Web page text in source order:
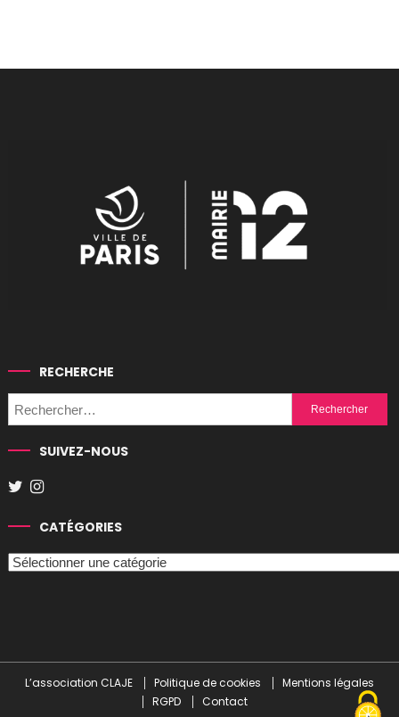
RECHERCHE
Rechercher :
SUIVEZ-NOUS
CATÉGORIES
Catégories
L’association CLAJE Politique de cookies
Mentions légales
RGPD
Contact